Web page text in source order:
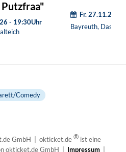
- 19:30Uhr
Fr.
Bayreuth, Das
Comedy
GmbH | okticket.de® ist eine
okticket.de GmbH | Impressum|